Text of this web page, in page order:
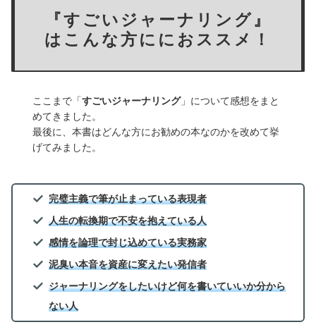
『すごいジャーナリング』
はこんな方ににおススメ！
ここまで「すごいジャーナリング」について感想をまと
めてきました。
最後に、本書はどんな方にお勧めの本なのかを改めて挙
げてみました。
完璧主義で筆が止まっている表現者
人生の転換期で不安を抱えている人
感情を論理で封じ込めている実務家
泥臭い本音を資産に変えたい発信者
ジャーナリングをしたいけど何を書いていいか分から
ない人